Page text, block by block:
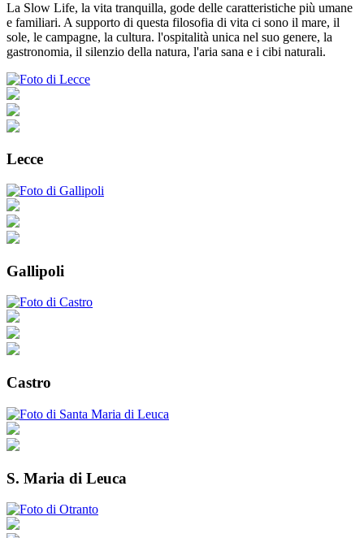
La Slow Life, la vita tranquilla, gode delle caratteristiche più umane
e familiari. A supporto di questa filosofia di vita ci sono il mare, il
sole, le campagne, la cultura. l'ospitalità unica nel suo genere, la
gastronomia, il silenzio della natura, l'aria sana e i cibi naturali.
Lecce
Gallipoli
Castro
S. Maria di Leuca